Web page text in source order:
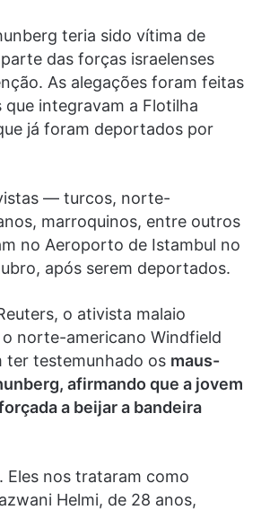
teria sido vítima de
das forças israelenses
As alegações foram feitas
integravam a Flotilha
já foram deportados por
— turcos, norte-
marroquinos, entre outros
no Aeroporto de Istambul no
após serem deportados.
o ativista malaio
o norte-americano Windfield
ter testemunhado os maus-
afirmando que a jovem
a beijar a bandeira
Eles nos trataram como
Helmi, de 28 anos,